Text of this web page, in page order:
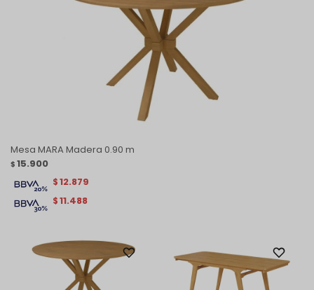
Mesa MARA Madera 0.90 m
$ 15.900
$11.488
$12.879